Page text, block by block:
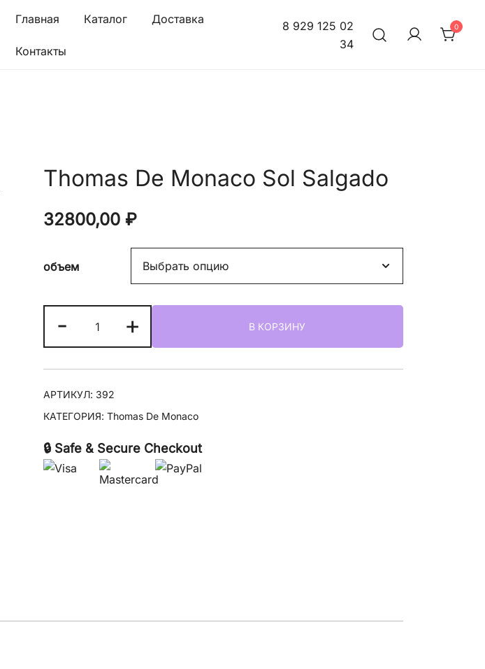
Главная Каталог Доставка
Контакты
8 929 125 02
34
0
Thomas De Monaco Sol Salgado
32800,00 ₽
объем
-
товара
Thomas
De
Monaco
Salgado
+ В КОРЗИНУ
АРТИКУЛ: 392
КАТЕГОРИЯ: Thomas De Monaco
🔒 Safe & Secure Checkout